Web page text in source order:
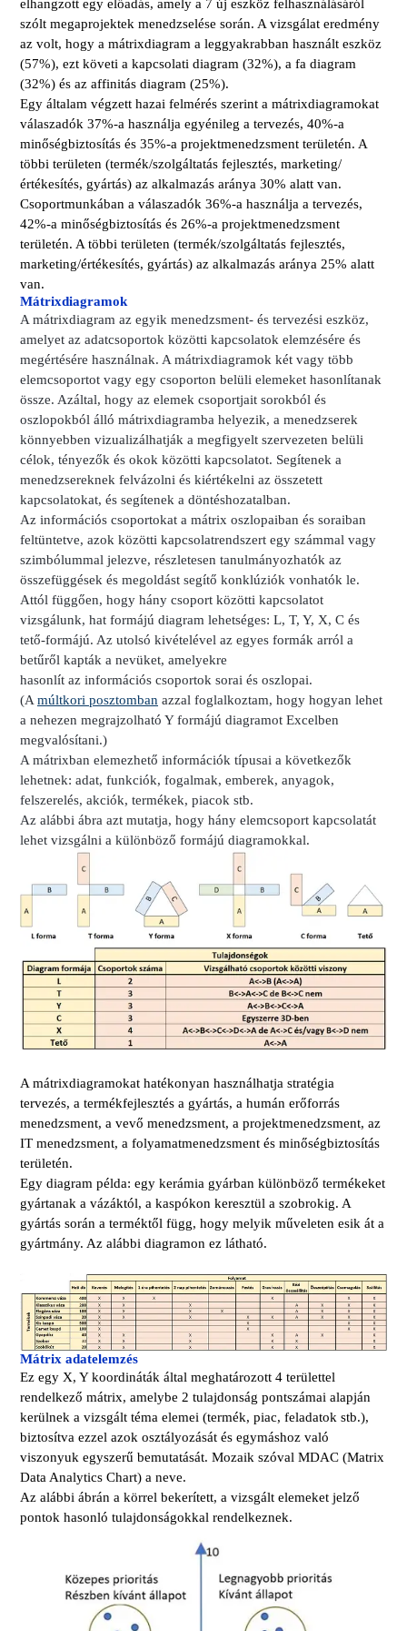
elhangzott egy előadás, amely a 7 új eszköz felhasználásáról
szólt megaprojektek menedzselése során. A vizsgálat eredmény
az volt, hogy a mátrixdiagram a leggyakrabban használt eszköz
(57%), ezt követi a kapcsolati diagram (32%), a fa diagram
(32%) és az affinitás diagram (25%).
Egy általam végzett hazai felmérés szerint a mátrixdiagramokat
válaszadók 37%-a használja egyénileg a tervezés, 40%-a
minőségbiztosítás és 35%-a projektmenedzsment területén. A
többi területen (termék/szolgáltatás fejlesztés, marketing/
értékesítés, gyártás) az alkalmazás aránya 30% alatt van.
Csoportmunkában a válaszadók 36%-a használja a tervezés,
42%-a minőségbiztosítás és 26%-a projektmenedzsment
területén. A többi területen (termék/szolgáltatás fejlesztés,
marketing/értékesítés, gyártás) az alkalmazás aránya 25% alatt
van.
Mátrixdiagramok
A mátrixdiagram az egyik menedzsment- és tervezési eszköz,
amelyet az adatcsoportok közötti kapcsolatok elemzésére és
megértésére használnak. A mátrixdiagramok két vagy több
elemcsoportot vagy egy csoporton belüli elemeket hasonlítanak
össze. Azáltal, hogy az elemek csoportjait sorokból és
oszlopokból álló mátrixdiagramba helyezik, a menedzserek
könnyebben vizualizálhatják a megfigyelt szervezeten belüli
célok, tényezők és okok közötti kapcsolatot. Segítenek a
menedzsereknek felvázolni és kiértékelni az összetett
kapcsolatokat, és segítenek a döntéshozatalban.
Az információs csoportokat a mátrix oszlopaiban és soraiban
feltüntetve, azok közötti kapcsolatrendszert egy számmal vagy
szimbólummal jelezve, részletesen tanulmányozhatók az
összefüggések és megoldást segítő konklúziók vonhatók le.
Attól függően, hogy hány csoport közötti kapcsolatot
vizsgálunk, hat formájú diagram lehetséges: L, T, Y, X, C és
tető-formájú. Az utolsó kivételével az egyes formák arról a
betűről kapták a nevüket, amelyekre
hasonlít az információs csoportok sorai és oszlopai.
(A múltkori posztomban azzal foglalkoztam, hogy hogyan lehet
a nehezen megrajzolható Y formájú diagramot Excelben
megvalósítani.)
A mátrixban elemezhető információk típusai a következők
lehetnek: adat, funkciók, fogalmak, emberek, anyagok,
felszerelés, akciók, termékek, piacok stb.
Az alábbi ábra azt mutatja, hogy hány elemcsoport kapcsolatát
lehet vizsgálni a különböző formájú diagramokkal.
A mátrixdiagramokat hatékonyan használhatja stratégia
tervezés, a termékfejlesztés a gyártás, a humán erőforrás
menedzsment, a vevő menedzsment, a projektmenedzsment, az
IT menedzsment, a folyamatmenedzsment és minőségbiztosítás
területén.
Egy diagram példa: egy kerámia gyárban különböző termékeket
gyártanak a vázáktól, a kaspókon keresztül a szobrokig. A
gyártás során a terméktől függ, hogy melyik műveleten esik át a
gyártmány. Az alábbi diagramon ez látható.
Mátrix adatelemzés
Ez egy X, Y koordináták által meghatározott 4 területtel
rendelkező mátrix, amelybe 2 tulajdonság pontszámai alapján
kerülnek a vizsgált téma elemei (termék, piac, feladatok stb.),
biztosítva ezzel azok osztályozását és egymáshoz való
viszonyuk egyszerű bemutatását. Mozaik szóval MDAC (Matrix
Data Analytics Chart) a neve.
Az alábbi ábrán a körrel bekerített, a vizsgált elemeket jelző
pontok hasonló tulajdonságokkal rendelkeznek.